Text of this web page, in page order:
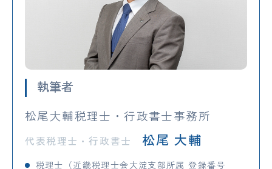
執筆者
松尾大輔税理士・行政書士事務所
代表税理士・行政書士松尾 大輔
税理士（近畿税理士会大淀支部所属 登録番号